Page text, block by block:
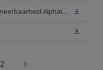
Technical Report decontamineerbaarheid Alphatex SF
2